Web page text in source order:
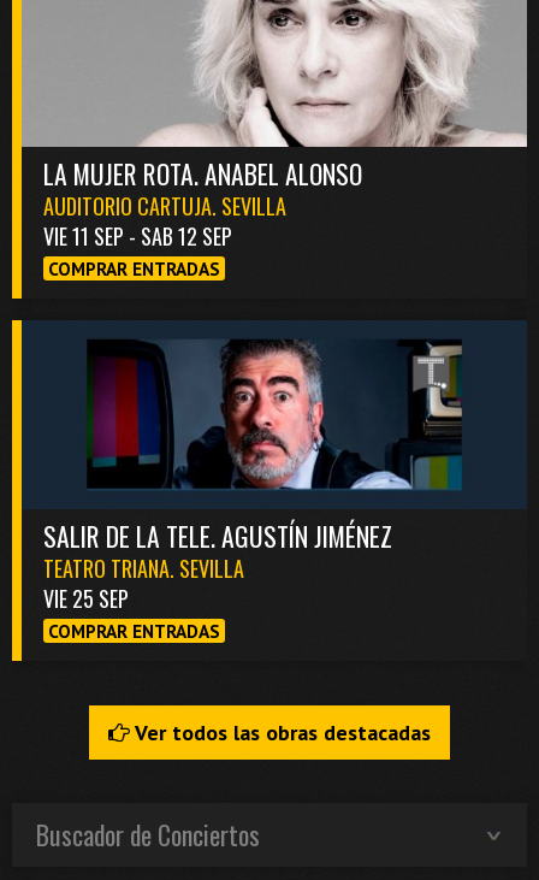
LA MUJER ROTA. ANABEL ALONSO
AUDITORIO CARTUJA. SEVILLA
VIE 11 SEP - SAB 12 SEP
COMPRAR ENTRADAS
SALIR DE LA TELE. AGUSTÍN JIMÉNEZ
TEATRO TRIANA. SEVILLA
VIE 25 SEP
COMPRAR ENTRADAS
Ver todos las obras destacadas
Buscador de Conciertos